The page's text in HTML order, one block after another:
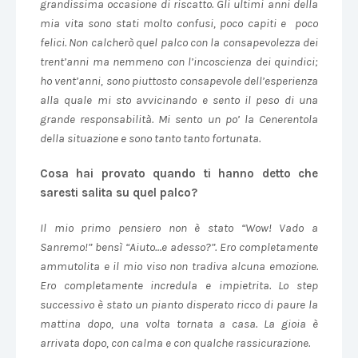
grandissima occasione di riscatto. Gli ultimi anni della
mia vita sono stati molto confusi, poco capiti e poco
felici. Non calcherò quel palco con la consapevolezza dei
trent’anni ma nemmeno con l’incoscienza dei quindici;
ho vent’anni, sono piuttosto consapevole dell’esperienza
alla quale mi sto avvicinando e sento il peso di una
grande responsabilità. Mi sento un po’ la Cenerentola
della situazione e sono tanto tanto fortunata.
Cosa hai provato quando ti hanno detto che
saresti salita su quel palco?
Il mio primo pensiero non è stato “Wow! Vado a
Sanremo!” bensì “Aiuto…e adesso?”. Ero completamente
ammutolita e il mio viso non tradiva alcuna emozione.
Ero completamente incredula e impietrita. Lo step
successivo è stato un pianto disperato ricco di paure la
mattina dopo, una volta tornata a casa. La gioia è
arrivata dopo, con calma e con qualche rassicurazione.